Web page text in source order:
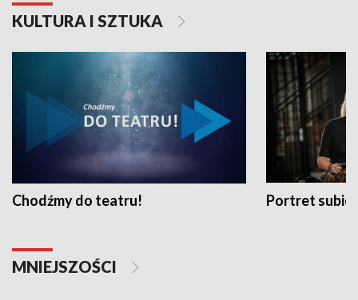
KULTURA I SZTUKA
Chodźmy do teatru! Portret
MNIEJSZOŚCI